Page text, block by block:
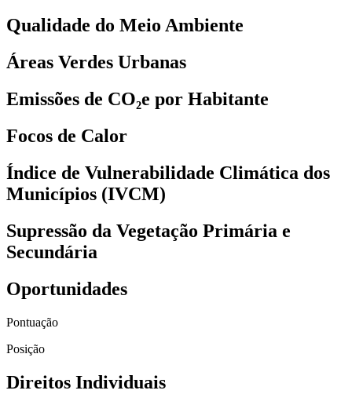
Qualidade do Meio Ambiente
Áreas Verdes Urbanas
Emissões de CO₂e por Habitante
Focos de Calor
Índice de Vulnerabilidade Climática dos
Municípios (IVCM)
Supressão da Vegetação Primária e
Secundária
Oportunidades
Pontuação
Posição
Direitos Individuais